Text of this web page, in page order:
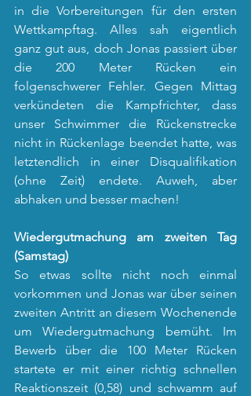
in die Vorbereitungen für den ersten
Wettkampftag. Alles sah eigentlich
ganz gut aus, doch Jonas passiert über
die 200 Meter Rücken ein
folgenschwerer Fehler. Gegen Mittag
verkündeten die Kampfrichter, dass
unser Schwimmer die Rückenstrecke
nicht in Rückenlage beendet hatte, was
letztendlich in einer Disqualifikation
(ohne Zeit) endete. Auweh, aber
abhaken und besser machen!
Wiedergutmachung am zweiten Tag
(Samstag)
So etwas sollte nicht noch einmal
vorkommen und Jonas war über seinen
zweiten Antritt an diesem Wochenende
um Wiedergutmachung bemüht. Im
Bewerb über die 100 Meter Rücken
startete er mit einer richtig schnellen
Reaktionszeit (0,58) und schwamm auf